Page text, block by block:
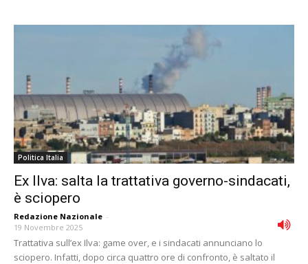
Politica Italia
Ex Ilva: salta la trattativa governo-sindacati,
è sciopero
Redazione Nazionale -
19 Novembre 2025
Trattativa sull’ex Ilva: game over, e i sindacati annunciano lo
sciopero. Infatti, dopo circa quattro ore di confronto, è saltato il